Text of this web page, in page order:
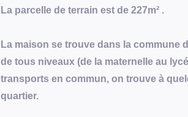
La parcelle de terrain est de 227m² .
La maison se trouve dans la commune
de tous niveaux (de la maternelle au
transports en commun, on trouve à
quartier.